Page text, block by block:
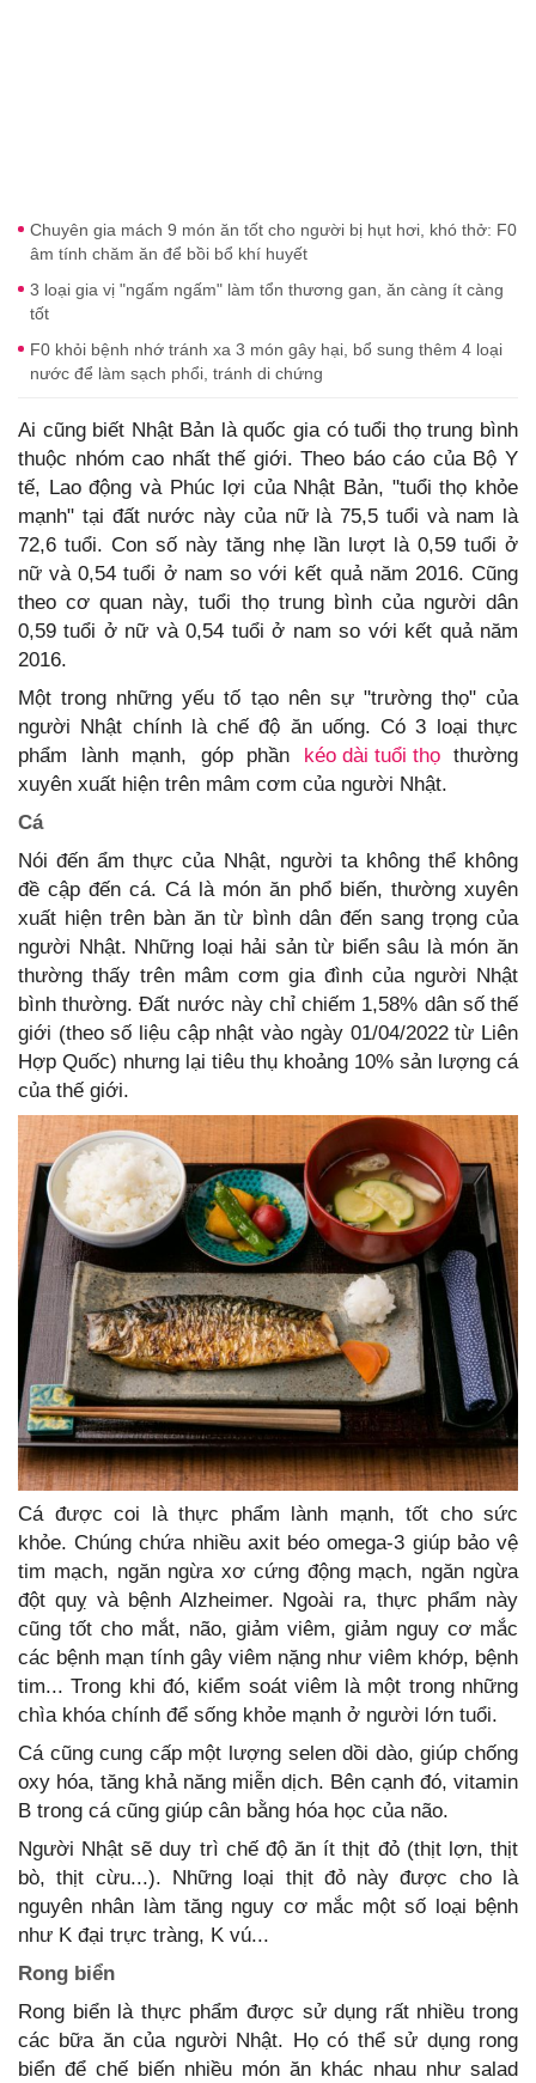
Chuyên gia mách 9 món ăn tốt cho người bị hụt hơi, khó thở: F0
âm tính chăm ăn để bồi bổ khí huyết
3 loại gia vị "ngấm ngấm" làm tổn thương gan, ăn càng ít càng
tốt
F0 khỏi bệnh nhớ tránh xa 3 món gây hại, bổ sung thêm 4 loại
nước để làm sạch phổi, tránh di chứng
Ai cũng biết Nhật Bản là quốc gia có tuổi thọ trung bình
thuộc nhóm cao nhất thế giới. Theo báo cáo của Bộ Y
tế, Lao động và Phúc lợi của Nhật Bản, "tuổi thọ khỏe
mạnh" tại đất nước này của nữ là 75,5 tuổi và nam là
72,6 tuổi. Con số này tăng nhẹ lần lượt là 0,59 tuổi ở
nữ và 0,54 tuổi ở nam so với kết quả năm 2016. Cũng
theo cơ quan này, tuổi thọ trung bình của người dân
0,59 tuổi ở nữ và 0,54 tuổi ở nam so với kết quả năm
2016.
Một trong những yếu tố tạo nên sự "trường thọ" của
người Nhật chính là chế độ ăn uống. Có 3 loại thực
phẩm lành mạnh, góp phần kéo dài tuổi thọthường
xuyên xuất hiện trên mâm cơm của người Nhật.
Cá
Nói đến ẩm thực của Nhật, người ta không thể không
đề cập đến cá. Cá là món ăn phổ biến, thường xuyên
xuất hiện trên bàn ăn từ bình dân đến sang trọng của
người Nhật. Những loại hải sản từ biển sâu là món ăn
thường thấy trên mâm cơm gia đình của người Nhật
bình thường. Đất nước này chỉ chiếm 1,58% dân số thế
giới (theo số liệu cập nhật vào ngày 01/04/2022 từ Liên
Hợp Quốc) nhưng lại tiêu thụ khoảng 10% sản lượng cá
của thế giới.
Cá được coi là thực phẩm lành mạnh, tốt cho sức
khỏe. Chúng chứa nhiều axit béo omega-3 giúp bảo vệ
tim mạch, ngăn ngừa xơ cứng động mạch, ngăn ngừa
đột quỵ và bệnh Alzheimer. Ngoài ra, thực phẩm này
cũng tốt cho mắt, não, giảm viêm, giảm nguy cơ mắc
các bệnh mạn tính gây viêm nặng như viêm khớp, bệnh
tim... Trong khi đó, kiểm soát viêm là một trong những
chìa khóa chính để sống khỏe mạnh ở người lớn tuổi.
Cá cũng cung cấp một lượng selen dồi dào, giúp chống
oxy hóa, tăng khả năng miễn dịch. Bên cạnh đó, vitamin
B trong cá cũng giúp cân bằng hóa học của não.
Người Nhật sẽ duy trì chế độ ăn ít thịt đỏ (thịt lợn, thịt
bò, thịt cừu...). Những loại thịt đỏ này được cho là
nguyên nhân làm tăng nguy cơ mắc một số loại bệnh
như K đại trực tràng, K vú...
Rong biển
Rong biển là thực phẩm được sử dụng rất nhiều trong
các bữa ăn của người Nhật. Họ có thể sử dụng rong
biển để chế biến nhiều món ăn khác nhau như salad